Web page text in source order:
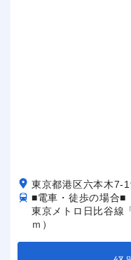
東京都港区六本木7-
■電車・徒歩の場合■
東京メトロ日比谷線
ｍ）